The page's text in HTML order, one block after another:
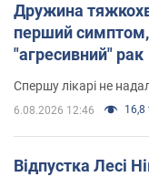
Дружина
перший симптом,
"агресивний" рак
Спершу лікарі не
6.08.2026 12:46 16,8
Відпустка Лесі